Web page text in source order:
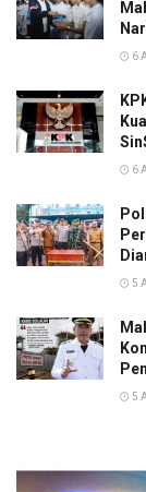
6
6
5
5